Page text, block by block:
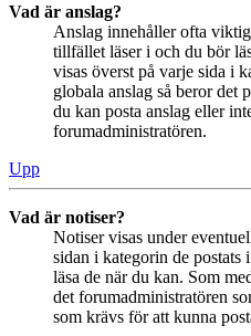
Vad är anslag?
Anslag innehåller ofta
tillfället läser i och du bör
visas överst på varje sida i
globala anslag så beror det
du kan posta anslag eller
forumadministratören.
Upp
Vad är notiser?
Notiser visas under
sidan i kategorin de
läsa de när du kan. Som
det forumadministratören
som krävs för att kunna